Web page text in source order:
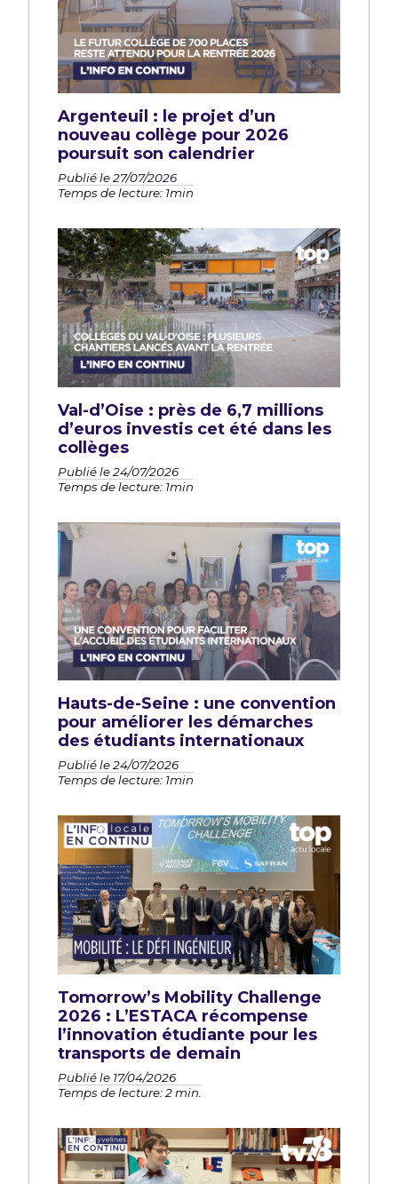
Argenteuil : le projet d’un
nouveau collège pour 2026
poursuit son calendrier
Publié le 27/07/2026
Temps de lecture: 1min
Val-d’Oise : près de 6,7 millions
d’euros investis cet été dans les
collèges
Publié le 24/07/2026
Temps de lecture: 1min
Hauts-de-Seine : une convention
pour améliorer les démarches
des étudiants internationaux
Publié le 24/07/2026
Temps de lecture: 1min
Tomorrow’s Mobility Challenge
2026 : L’ESTACA récompense
l’innovation étudiante pour les
transports de demain
Publié le 17/04/2026
Temps de lecture: 2 min.